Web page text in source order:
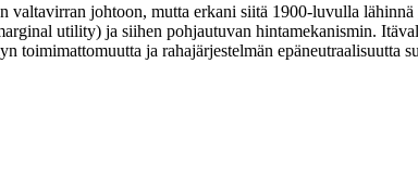
valtavirran johtoon, mutta erkani siitä 1900-luvulla lähinnä
utility) ja siihen pohjautuvan hintamekanismin.
ja rahajärjestelmän epäneutraalisuutta